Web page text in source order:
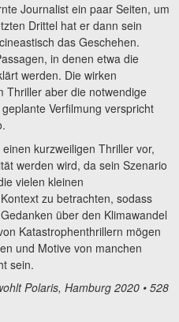
Journalist ein paar Seiten, um
Drittel hat er dann sein
das Geschehen.
in denen etwa die
werden. Die wirken
Thriller aber die notwendige
Verfilmung verspricht
kurzweiligen Thriller vor,
werden wird, da sein Szenario
vielen kleinen
zu betrachten, sodass
über den Klimawandel
Katastrophenthrillern mögen
und Motive von manchen
sein.
Polaris, Hamburg 2020 • 528